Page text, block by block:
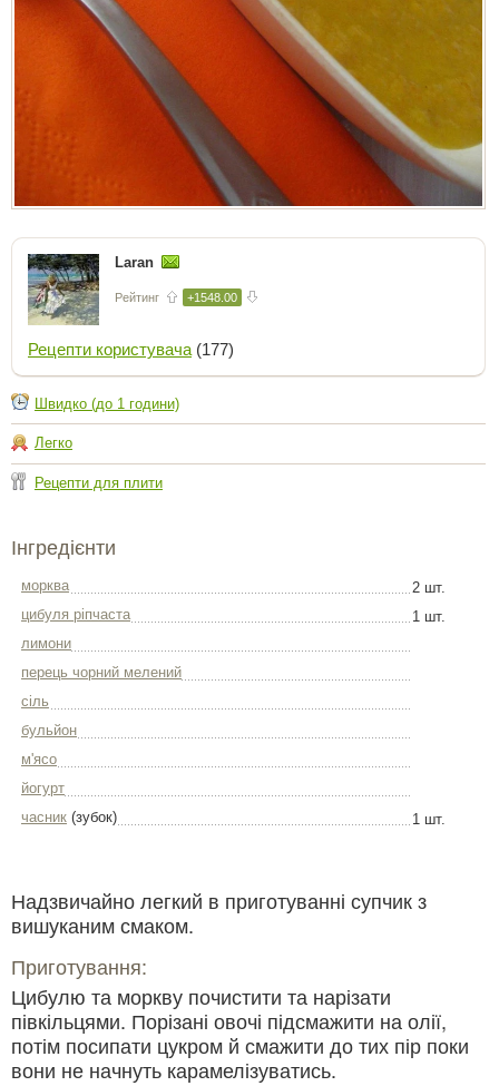
Laran
Рейтинг +1548.00
Рецепти користувача (177)
Швидко (до 1 години)
Легко
Рецепти для плити
Інгредієнти
морква
2 шт.
цибуля ріпчаста
1 шт.
лимони
перець чорний мелений
сіль
бульйон
м'ясо
йогурт
часник (зубок) 1 шт.
Надзвичайно легкий в приготуванні супчик з
вишуканим смаком.
Приготування:
Цибулю та моркву почистити та нарізати
півкільцями. Порізані овочі підсмажити на олії,
потім посипати цукром й смажити до тих пір поки
вони не начнуть карамелізуватись.